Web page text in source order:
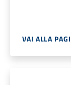
VAI ALLA